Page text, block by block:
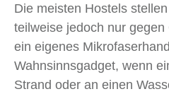
Die meisten Hostels
teilweise jedoch nur
ein eigenes
Wahnsinnsgadget, wenn
Strand oder an einen